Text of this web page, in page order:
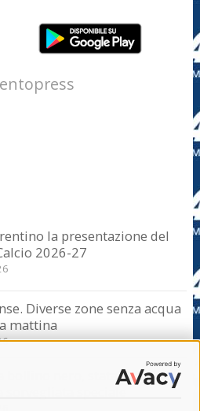
la presentazione del
2026-27
Diverse zone senza acqua
mattina
bollino nero, statale